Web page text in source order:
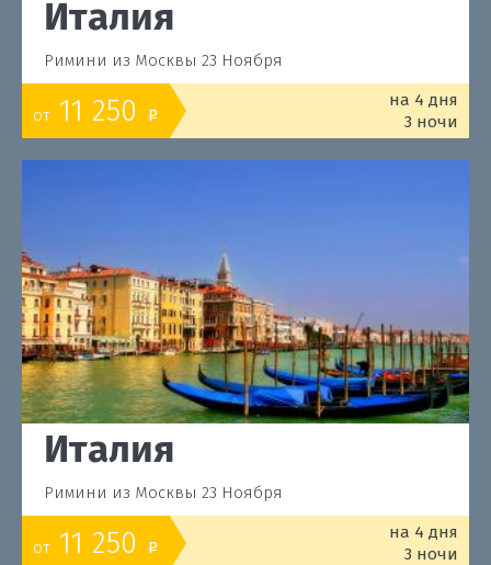
Италия
Римини из Москвы 23 Ноября
от 11 250 o
на 4 дня
3 ночи
Италия
Римини из Москвы 23 Ноября
от 11 250 o
на 4 дня
3 ночи